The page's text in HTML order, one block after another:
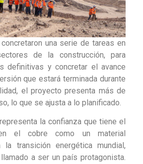
una serie de tareas en
de la construcción, para
definitivas y concretar el avance
que estará terminada durante
el proyecto presenta más de
lo que se ajusta a lo planificado.
la confianza que tiene el
el cobre como un material
la transición energética mundial,
a ser un país protagonista.